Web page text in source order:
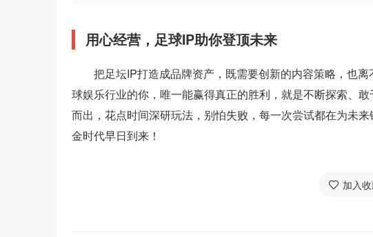
用心经营，足球IP助你登顶未来
把足坛IP打造成品牌资产，既需要创新的内容策略，也
球娱乐行业的你，唯一能赢得真正的胜利，就是不断探索、
而出，花点时间深研玩法，别怕失败，每一次尝试都在为未
金时代早日到来！
加入